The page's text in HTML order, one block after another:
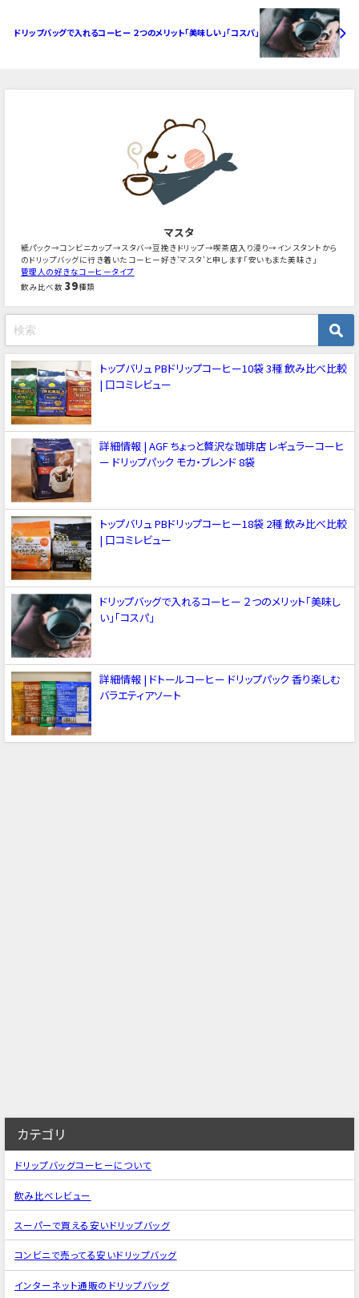
ドリップバッグで入れるコーヒー ２つのメリット「美味しい」「コスパ」
マスタ
紙パック→コンビニカップ→スタバ→豆挽きドリップ→喫茶店入り浸り→インスタントから
のドリップバッグに行き着いたコーヒー好き'マスタ'と申します「安いもまた美味さ」
管理人の好きなコーヒータイプ
飲み比べ数 39種類
トップバリュ PBドリップコーヒー10袋 3種 飲み比べ比較
| 口コミレビュー
詳細情報 | AGF ちょっと贅沢な珈琲店 レギュラーコーヒ
ー ドリップパック モカ・ブレンド 8袋
トップバリュ PBドリップコーヒー18袋 2種 飲み比べ比較
| 口コミレビュー
ドリップバッグで入れるコーヒー ２つのメリット「美味し
い」「コスパ」
詳細情報 | ドトールコーヒー ドリップパック 香り楽しむ
バラエティアソート
カテゴリ
ドリップバッグコーヒーについて
飲み比べレビュー
スーパーで買える安いドリップバッグ
コンビニで売ってる安いドリップバッグ
インターネット通販のドリップバッグ